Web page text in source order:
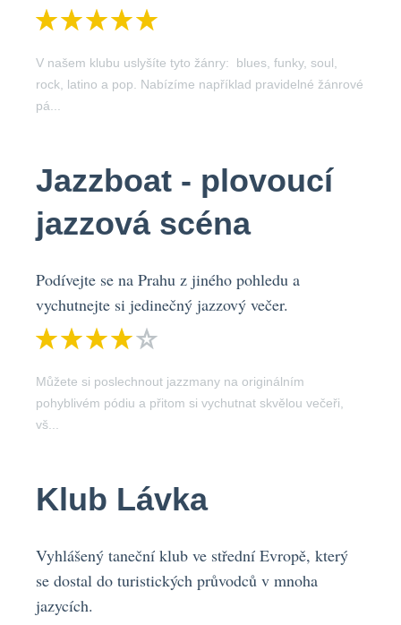
V našem klubu uslyšíte tyto žánry: blues, funky, soul,
rock, latino a pop. Nabízíme například pravidelné žánrové
pá...
Jazzboat - plovoucí
jazzová scéna
Podívejte se na Prahu z jiného pohledu a
vychutnejte si jedinečný jazzový večer.
Můžete si poslechnout jazzmany na originálním
pohyblivém pódiu a přitom si vychutnat skvělou večeři,
vš...
Klub Lávka
Vyhlášený taneční klub ve střední Evropě, který
se dostal do turistických průvodců v mnoha
jazycích.